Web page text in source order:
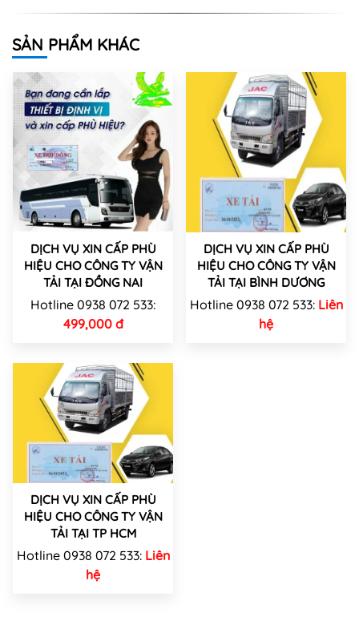
SẢN PHẨM KHÁC
DỊCH VỤ XIN CẤP PHÙ
HIỆU CHO CÔNG TY VẬN
TẢI TẠI ĐỒNG NAI
Hotline 0938 072 533:
499,000 đ
DỊCH VỤ XIN CẤP PHÙ
HIỆU CHO CÔNG TY VẬN
TẢI TẠI BÌNH DƯƠNG
Hotline 0938 072 533: Liên
hệ
DỊCH VỤ XIN CẤP PHÙ
HIỆU CHO CÔNG TY VẬN
TẢI TẠI TP HCM
Hotline 0938 072 533: Liên
hệ